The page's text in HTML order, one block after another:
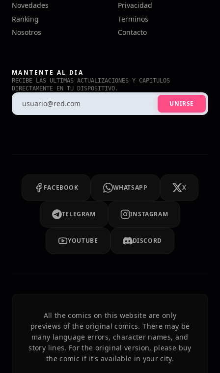
Novedades
Ranking
Nosotros
Privacidad
Terminos
Contacto
MANTENTE AL DIA
RECIBE LAS ULTIMAS ACTUALIZACIONES Y CAPITULOS
DIRECTAMENTE EN TU DISPOSITIVO.
UNIRSE
FACEBOOK WHATSAPP X
TELEGRAM INSTAGRAM
YOUTUBE DISCORD
All the comics on this website are only
previews of the original comics. There may be
many language errors, character names, and
story lines. For the original version, please buy
the comic if it's available in your city.